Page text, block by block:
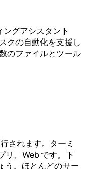
グアシスタント
クの自動化を支援し
のファイルとツール
されます。ターミ
リ、Web です。下
う。ほとんどのサー